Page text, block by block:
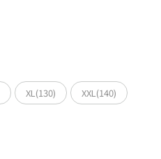
XL(130)
XXL(140)